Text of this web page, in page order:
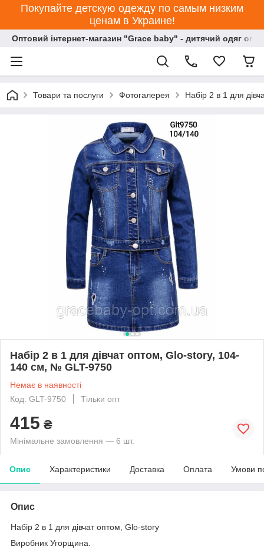
Покупайте детскую одежду по самым низким
ценам в Украине!
Оптовий інтернет-магазин "Grace baby" - дитячий одяг
Товари та послуги Фотогалерея Набір 2 в 1 для
Набір 2 в 1 для дівчат оптом, Glo-story, 104-
140 см, № GLT-9750
Немає в наявності
Код: GLT-9750
Тільки опт
415 ₴
Мінімальне замовлення — 6 шт.
Опис Характеристики Доставка Оплата Умови
Опис
Набір 2 в 1 для дівчат оптом, Glo-story
Виробник Угорщина.